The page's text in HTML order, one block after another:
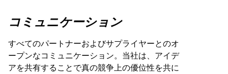
コミュニケーション
すべてのパートナーおよびサプライヤーとのオ
ープンなコミュニケーション。当社は、アイデ
アを共有することで真の競争上の優位性を共に